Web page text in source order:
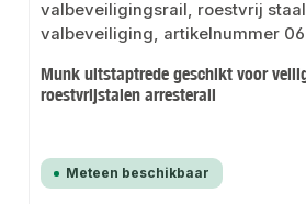
Munk uitstaptrede geschikt voor
roestvrijstalen arresterail
Meteen beschikbaar